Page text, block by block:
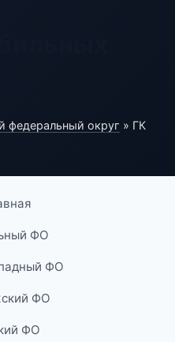
федеральный округ » ГК
ФО
ФО
ФО
ФО